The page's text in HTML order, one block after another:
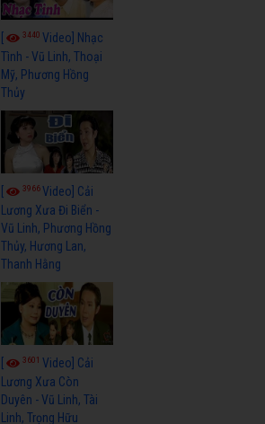
3440Video] Nhạc
Tình - Vũ Linh, Thoại
Mỹ, Phương Hồng
Thủy
3966Video] Cải
Lương Xưa Đi Biển -
Vũ Linh, Phương Hồng
Thủy, Hương Lan,
Thanh Hằng
3601Video] Cải
Lương Xưa Còn
Duyên - Vũ Linh, Tài
Linh, Trọng Hữu